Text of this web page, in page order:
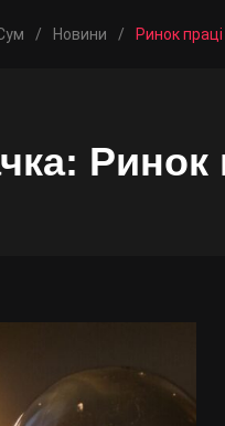
/ Новини / Ринок
Ринок